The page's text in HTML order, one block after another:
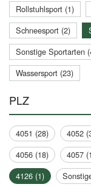
Rollstuhlsport (1)
Schneesport (2)
Sonstige Sportarten
Wassersport (23)
PLZ
4051 (28) 4052
4056 (18)
4057
4126 (1)